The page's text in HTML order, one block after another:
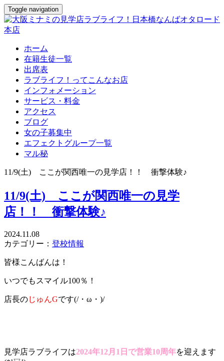
Toggle navigation
ホーム
在籍生徒一覧
出席表
ラブライフ！ってこんなお店
インフォメーション
サービス・料金
アクセス
ブログ
女の子募集中
エフェクトグループ一覧
マル秘
11/9(土) ここが関西唯一の見学店！！ 衝撃体験♪
11/9(土) ここが関西唯一の見学
店！！ 衝撃体験♪
2024.11.08
カテゴリー： 登校情報
皆様こんばんは！
いつでもスマイル100％！
店長のじゅんGです(/・ω・)/
見学店ラブライフは2024年12月1日で営業10周年を迎えます